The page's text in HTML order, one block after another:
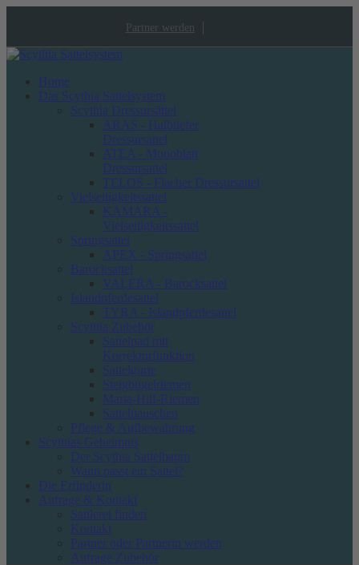
Partner werden
Home
Das Scythia Sattelsystem
Scythia Dressursättel
ARAS - Halbtiefer
Dressursattel
ATEA - Monoblatt
Dressursattel
TELOS - Flacher Dressursattel
Vielseitigkeitssattel
KAMARA -
Vielseitigkeitssattel
Springsattel
APEX - Springsattel
Barocksattel
VALERA - Barocksattel
Islandpferdesattel
TYRA - Islandpferdesattel
Scythia Zubehör
Sattelpad mit
Korrekturfunktion
Sattelgurte
Steigbügelriemen
Maria-Hilf-Riemen
Sattelpauschen
Pflege & Aufbewahrung
Scythias Geheimnis
Der Scythia Sattelbaum
Wann passt ein Sattel?
Die Erfinderin
Anfrage & Kontakt
Sattlerei finden
Kontakt
Partner oder Partnerin werden
Anfrage Zubehör